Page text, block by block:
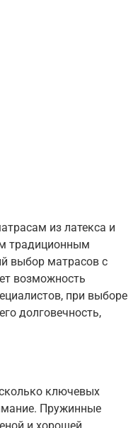
из латекса и
традиционным
выбор матрасов с
возможность
при выборе
долговечность,
ключевых
Пружинные